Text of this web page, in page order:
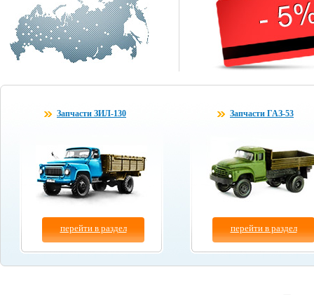
Запчасти ЗИЛ-130
перейти в раздел
Запчасти ГАЗ-53
перейти в раздел